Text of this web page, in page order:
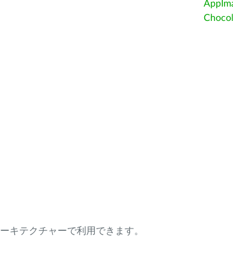
キテクチャーで利用できます。